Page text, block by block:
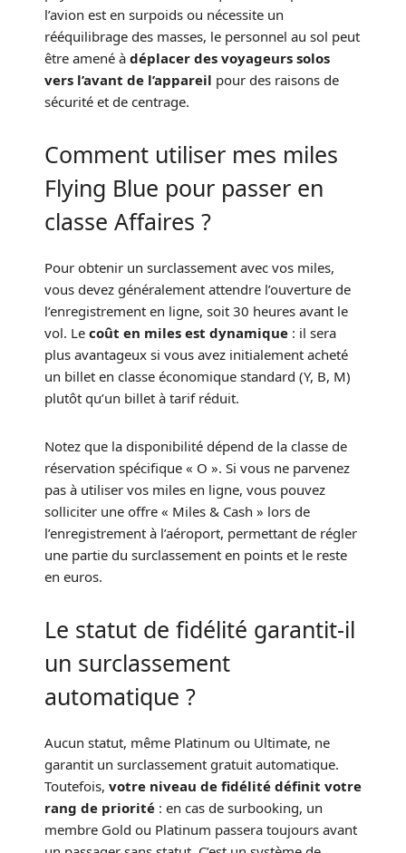
l’avion est en surpoids ou nécessite un
rééquilibrage des masses, le personnel au sol peut
être amené à déplacer des voyageurs solos
vers l’avant de l’appareil pour des raisons de
sécurité et de centrage.
Comment utiliser mes miles
Flying Blue pour passer en
classe Affaires ?
Pour obtenir un surclassement avec vos miles,
vous devez généralement attendre l’ouverture de
l’enregistrement en ligne, soit 30 heures avant le
vol. Le coût en miles est dynamique: il sera
plus avantageux si vous avez initialement acheté
un billet en classe économique standard (Y, B, M)
plutôt qu’un billet à tarif réduit.
Notez que la disponibilité dépend de la classe de
réservation spécifique « O ». Si vous ne parvenez
pas à utiliser vos miles en ligne, vous pouvez
solliciter une offre « Miles & Cash » lors de
l’enregistrement à l’aéroport, permettant de régler
une partie du surclassement en points et le reste
en euros.
Le statut de fidélité garantit-il
un surclassement
automatique ?
Aucun statut, même Platinum ou Ultimate, ne
garantit un surclassement gratuit automatique.
Toutefois, votre niveau de fidélité définit votre
rang de priorité: en cas de surbooking, un
membre Gold ou Platinum passera toujours avant